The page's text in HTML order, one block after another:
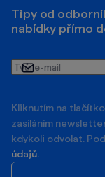
Tipy od
nabídky přímo
Tvůj
e-
Kliknutím na
zasíláním
kdykoli odvolat.
údajů.